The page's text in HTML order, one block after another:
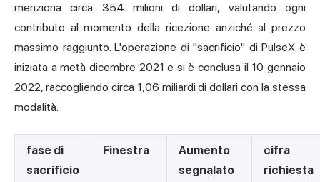
menziona circa 354 milioni di dollari, valutando ogni
contributo al momento della ricezione anziché al prezzo
massimo raggiunto. L'operazione di "sacrificio" di PulseX è
iniziata a metà dicembre 2021 e si è conclusa il 10 gennaio
2022, raccogliendo circa 1,06 miliardi di dollari con la stessa
modalità.
fase di
sacrificio
Finestra
Aumento
segnalato
cifra
richiesta